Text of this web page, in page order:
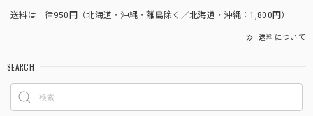
送料は一律950円（北海道・沖縄・離島除く／北海道・沖縄：1,800円）
送料について
SEARCH